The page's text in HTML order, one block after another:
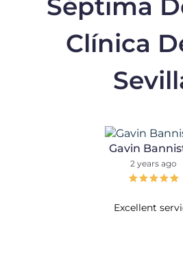
Séptima
Clínica
Gavin
2 years ago
Excellent